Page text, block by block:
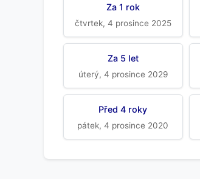
Za 1 rok
čtvrtek, 4 prosince 2025
Za 5 let
úterý, 4 prosince 2029
Před 4 roky
pátek, 4 prosince 2020